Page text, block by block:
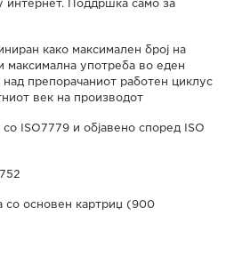
интернет. Поддршка само за
како максимален број на
максимална употреба во еден
препорачаниот работен циклус
век на производот
ISO7779 и објавено според ISO
со основен картриџ (900